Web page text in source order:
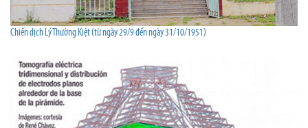
Chiến dịch Lý Thường Kiệt (từ ngày 29/9 đến ngày 31/10/1951)